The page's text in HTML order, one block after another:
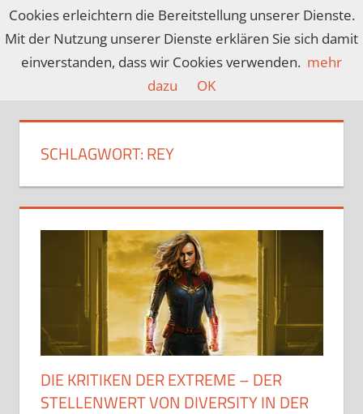
Zum
Inhalt
springen
Ein
Spiele,
Serien,
2013
SCHLAGWORT:REY
DIE KRITIKEN DER EXTREME – DER
STELLENWERT VON DIVERSITY IN DER
Cookies erleichtern die Bereitstellung unserer Dienste.
Mit der Nutzung unserer Dienste erklären Sie sich damit
einverstanden, dass wir Cookies verwenden. mehr
dazu
OK